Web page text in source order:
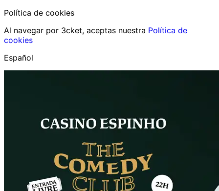
Política de cookies
Al navegar por 3cket, aceptas nuestra Política de
cookies
Español